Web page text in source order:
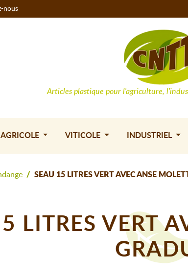
nous
Articles plastique pour l'agriculture,
AGRICOLE VITICOLE INDUSTRIEL
SEAU 15 LITRES VERT AVEC ANSE
LITRES VERT